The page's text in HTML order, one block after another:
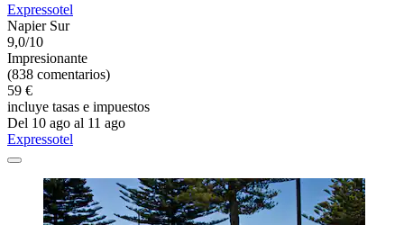
Expressotel
Napier Sur
9,0/10
Impresionante
(838 comentarios)
59 €
incluye tasas e impuestos
Del 10 ago al 11 ago
Expressotel